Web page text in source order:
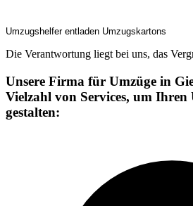
Umzugshelfer entladen Umzugskartons
Die Verantwortung liegt bei uns, das
Unsere Firma für Umzüge in
Vielzahl von Services, um Ihren
gestalten: